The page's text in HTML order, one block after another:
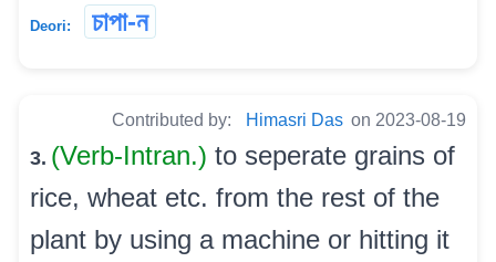
Deori: চাপা-ন
Contributed by: Himasri Das on 2023-08-19
3. (Verb-Intran.) to seperate grains of
rice, wheat etc. from the rest of the
plant by using a machine or hitting it